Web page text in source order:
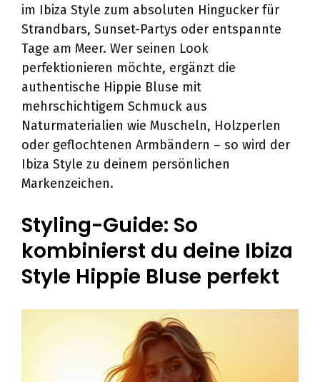
im Ibiza Style zum absoluten Hingucker für
Strandbars, Sunset-Partys oder entspannte
Tage am Meer. Wer seinen Look
perfektionieren möchte, ergänzt die
authentische Hippie Bluse mit
mehrschichtigem Schmuck aus
Naturmaterialien wie Muscheln, Holzperlen
oder geflochtenen Armbändern – so wird der
Ibiza Style zu deinem persönlichen
Markenzeichen.
Styling-Guide: So
kombinierst du deine Ibiza
Style Hippie Bluse perfekt